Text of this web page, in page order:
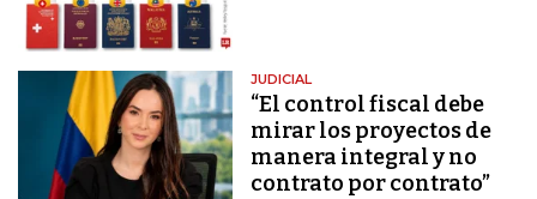
JUDICIAL
“El control fiscal debe
mirar los proyectos de
manera integral y no
contrato por contrato”